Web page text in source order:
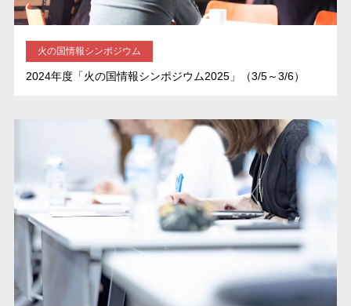
火の国情報シンポジウム
2024年度「火の国情報シンポジウム2025」（3/5～3/6）